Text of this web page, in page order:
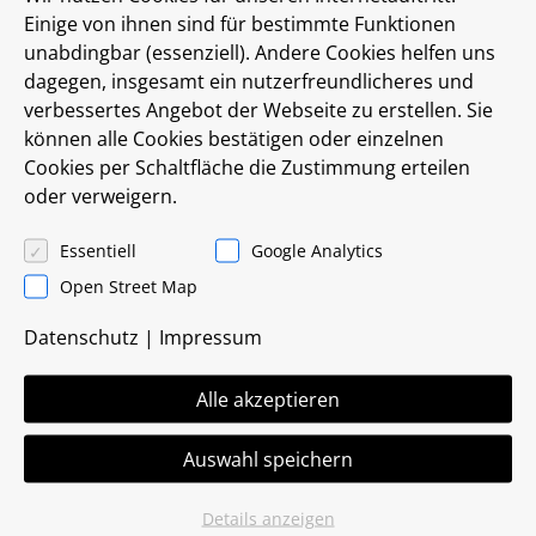
Stylus extensions
for measuring arms
VK-0406
consisting of:
Push button steel ball 6 mm
Adapter
Stylus extension 50 mm titanium
Einige von ihnen sind für bestimmte Funktionen
unabdingbar (essenziell). Andere Cookies helfen uns
dagegen, insgesamt ein nutzerfreundlicheres und
verbessertes Angebot der Webseite zu erstellen. Sie
können alle Cookies bestätigen oder einzelnen
Cookies per Schaltfläche die Zustimmung erteilen
oder verweigern.
Essentiell
Google Analytics
Open Street Map
Datenschutz | Impressum
Alle akzeptieren
Auswahl speichern
Details anzeigen